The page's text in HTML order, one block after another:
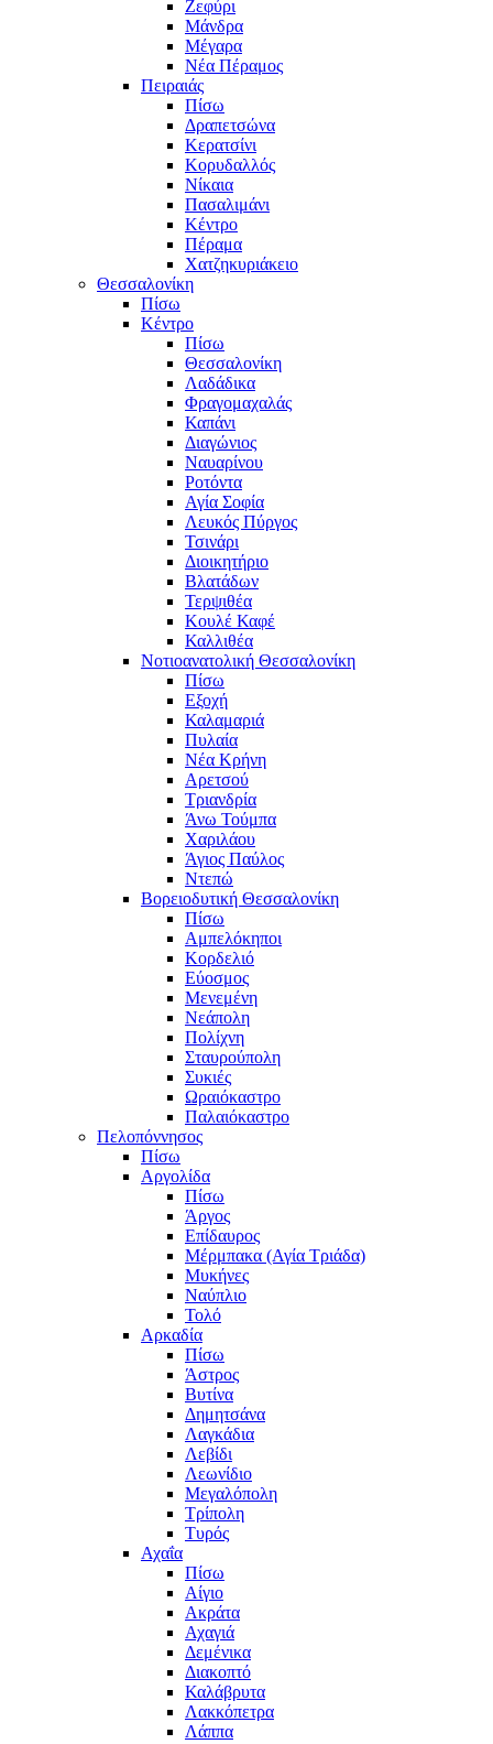
Ζεφύρι
Μάνδρα
Μέγαρα
Νέα Πέραμος
Πειραιάς
Πίσω
Δραπετσώνα
Κερατσίνι
Κορυδαλλός
Νίκαια
Πασαλιμάνι
Κέντρο
Πέραμα
Χατζηκυριάκειο
Θεσσαλονίκη
Πίσω
Κέντρο
Πίσω
Θεσσαλονίκη
Λαδάδικα
Φραγομαχαλάς
Καπάνι
Διαγώνιος
Ναυαρίνου
Ροτόντα
Αγία Σοφία
Λευκός Πύργος
Τσινάρι
Διοικητήριο
Βλατάδων
Τερψιθέα
Κουλέ Καφέ
Καλλιθέα
Νοτιοανατολική Θεσσαλονίκη
Πίσω
Εξοχή
Καλαμαριά
Πυλαία
Νέα Κρήνη
Αρετσού
Τριανδρία
Άνω Τούμπα
Χαριλάου
Άγιος Παύλος
Ντεπώ
Βορειοδυτική Θεσσαλονίκη
Πίσω
Αμπελόκηποι
Κορδελιό
Εύοσμος
Μενεμένη
Νεάπολη
Πολίχνη
Σταυρούπολη
Συκιές
Ωραιόκαστρο
Παλαιόκαστρο
Πελοπόννησος
Πίσω
Αργολίδα
Πίσω
Άργος
Επίδαυρος
Μέρμπακα (Αγία Τριάδα)
Μυκήνες
Ναύπλιο
Τολό
Αρκαδία
Πίσω
Άστρος
Βυτίνα
Δημητσάνα
Λαγκάδια
Λεβίδι
Λεωνίδιο
Μεγαλόπολη
Τρίπολη
Τυρός
Αχαΐα
Πίσω
Αίγιο
Ακράτα
Αχαγιά
Δεμένικα
Διακοπτό
Καλάβρυτα
Λακκόπετρα
Λάππα